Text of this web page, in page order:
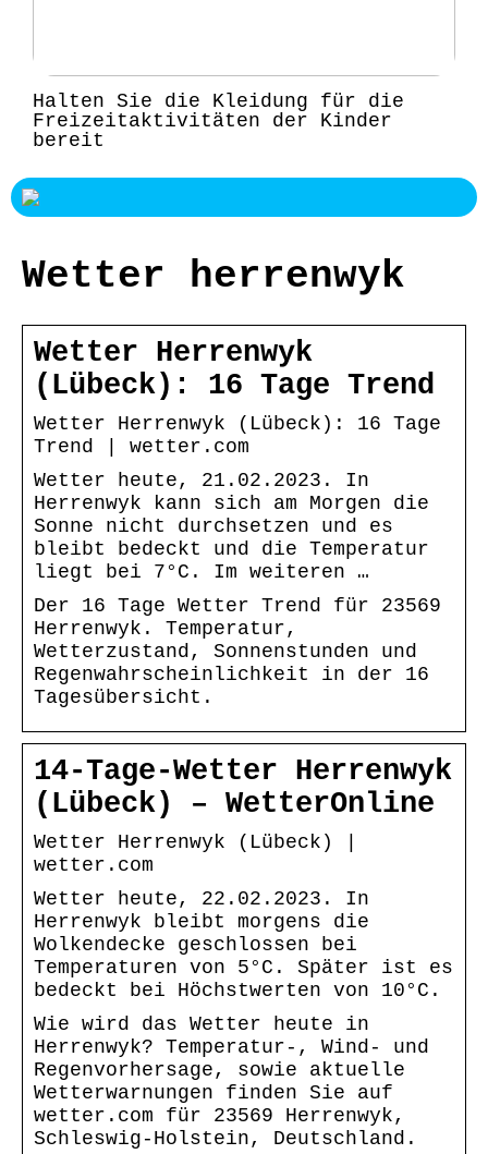
Halten Sie die Kleidung für die
Freizeitaktivitäten der Kinder
bereit
Wetter herrenwyk
Wetter Herrenwyk
(Lübeck): 16 Tage Trend
Wetter Herrenwyk (Lübeck): 16 Tage
Trend | wetter.com
Wetter heute, 21.02.2023. In
Herrenwyk kann sich am Morgen die
Sonne nicht durchsetzen und es
bleibt bedeckt und die Temperatur
liegt bei 7°C. Im weiteren …
Der 16 Tage Wetter Trend für 23569
Herrenwyk. Temperatur,
Wetterzustand, Sonnenstunden und
Regenwahrscheinlichkeit in der 16
Tagesübersicht.
14-Tage-Wetter Herrenwyk
(Lübeck) – WetterOnline
Wetter Herrenwyk (Lübeck) |
wetter.com
Wetter heute, 22.02.2023. In
Herrenwyk bleibt morgens die
Wolkendecke geschlossen bei
Temperaturen von 5°C. Später ist es
bedeckt bei Höchstwerten von 10°C.
Wie wird das Wetter heute in
Herrenwyk? Temperatur-, Wind- und
Regenvorhersage, sowie aktuelle
Wetterwarnungen finden Sie auf
wetter.com für 23569 Herrenwyk,
Schleswig-Holstein, Deutschland.